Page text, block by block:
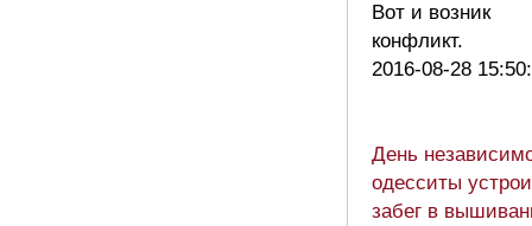
Вот и возник
конфликт.
2016-08-28
День
одесситы
забег в